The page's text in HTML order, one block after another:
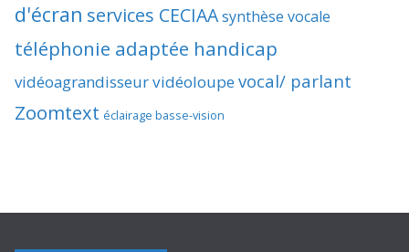
d'écran services CECIAAsynthèse vocale
téléphonie adaptée handicap
vidéoagrandisseurvidéoloupevocal/ parlant
Zoomtext éclairage basse-vision